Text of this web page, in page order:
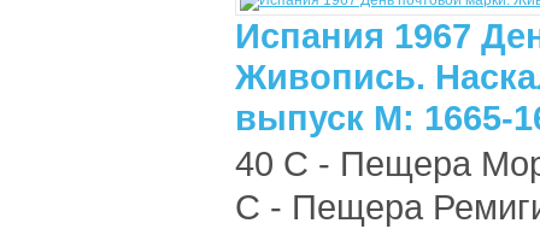
Испания 1967
Живопись.
выпуск М: 1665-
40 C - Пещера
C - Пещера